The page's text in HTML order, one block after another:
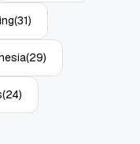
(31)
(29)
(24)